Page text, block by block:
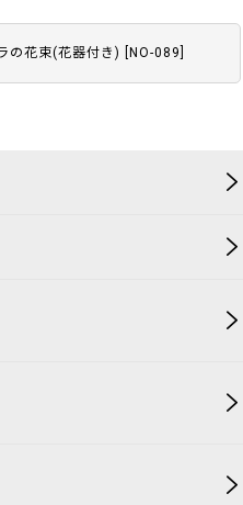
の花束(花器付き) NO-089